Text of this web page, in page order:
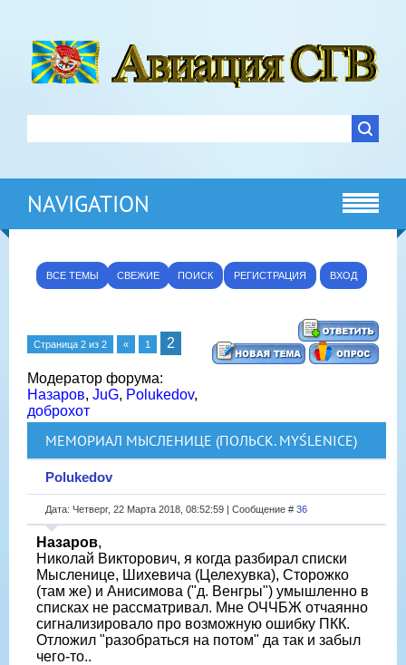
NAVIGATION
ВСЕ ТЕМЫ СВЕЖИЕ ПОИСК РЕГИСТРАЦИЯ ВХОД
Страница 2 из 2 « 1 2
Модератор форума:
Назаров, JuG, Polukedov,
доброхот
МЕМОРИАЛ МЫСЛЕНИЦЕ (ПОЛЬСК. MYŚLENICE)
Polukedov
Дата: Четверг, 22 Марта 2018, 08:52:59 | Сообщение # 36
Назаров,
Николай Викторович, я когда разбирал списки
Мысленице, Шихевича (Целехувка), Сторожко
(там же) и Анисимова ("д. Венгры") умышленно в
списках не рассматривал. Мне ОЧЧБЖ отчаянно
сигнализировало про возможную ошибку ПКК.
Отложил "разобраться на потом" да так и забыл
чего-то..